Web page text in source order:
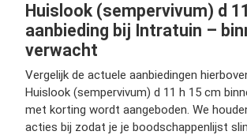
Huislook (sempervivum) d
aanbieding bij Intratuin –
verwacht
Vergelijk de actuele aanbiedingen
Huislook (sempervivum) d 11 h 15 cm
met korting wordt aangeboden. We
acties bij zodat je je boodschappenlijst